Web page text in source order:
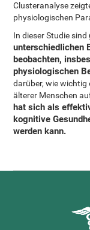
Clusteranalyse
physiologischen
In dieser Studie sind
unterschiedlichen
beobachten,
physiologischen
darüber, wie wichtig
älterer Menschen
hat sich als
kognitive
werden kann.